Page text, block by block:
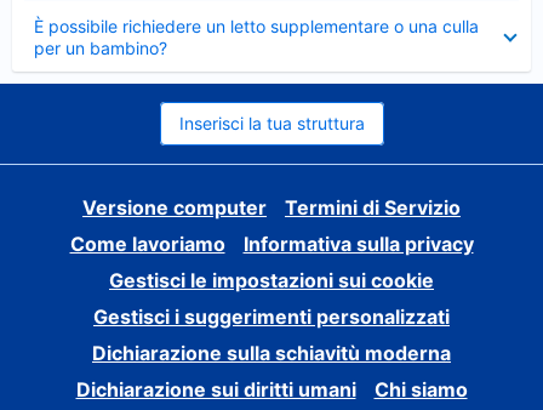
È possibile richiedere un letto supplementare o una culla
per un bambino?
Elemento
chiuso
Inserisci la tua struttura
Versione computer
Termini di Servizio
Come lavoriamo
Informativa sulla privacy
Gestisci le impostazioni sui cookie
Gestisci i suggerimenti personalizzati
Dichiarazione sulla schiavitù moderna
Dichiarazione sui diritti umani
Chi siamo